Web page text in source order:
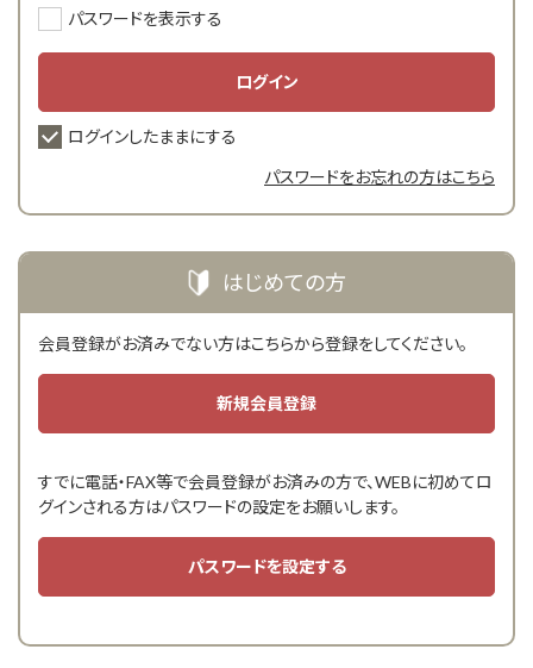
パスワードを表示する
ログインしたままにする
パスワードをお忘れの方はこちら
はじめての方
会員登録がお済みでない方はこちらから登録をしてください。
すでに電話・FAX等で会員登録がお済みの方で、WEBに初めてロ
グインされる方はパスワードの設定をお願いします。
パスワードを設定する